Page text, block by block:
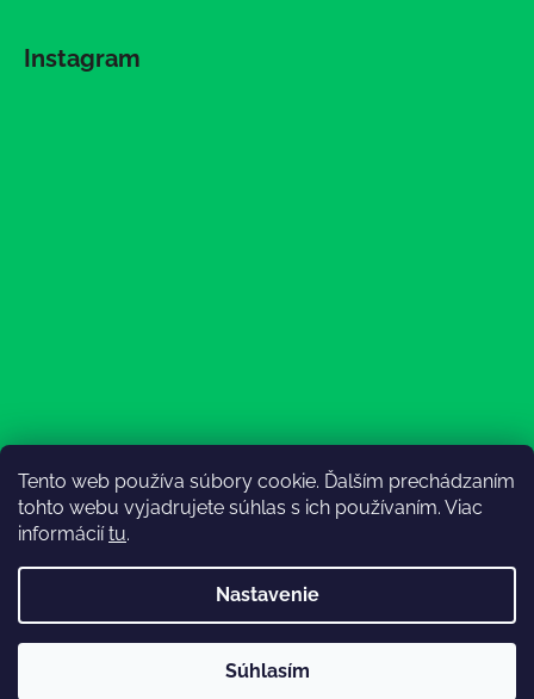
Tento web používa súbory cookie. Ďalším prechádzaním
tohto webu vyjadrujete súhlas s ich používaním. Viac
informáciítu.
Nastavenie
Súhlasím
nedostupná (na email reagujeme nonstop), expedícia ako
Instagram
Sledovať na Instagrame